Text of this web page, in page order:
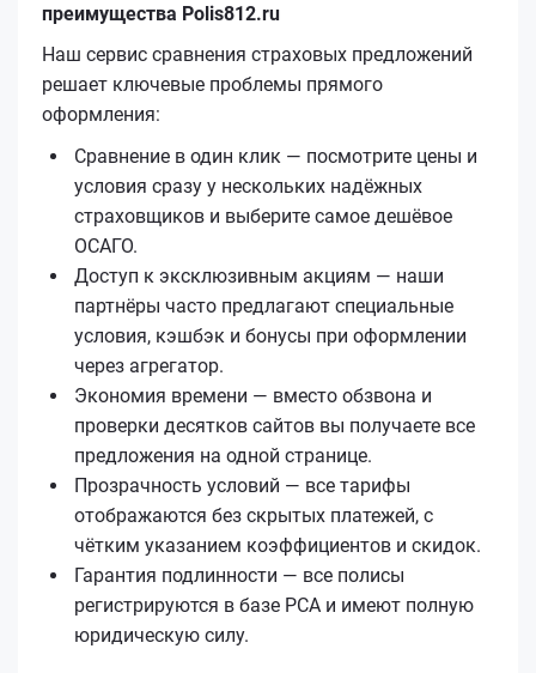
преимущества Polis812.ru
Наш сервис сравнения страховых предложений
решает ключевые проблемы прямого
оформления:
Сравнение в один клик — посмотрите цены и
условия сразу у нескольких надёжных
страховщиков и выберите самое дешёвое
ОСАГО.
Доступ к эксклюзивным акциям — наши
партнёры часто предлагают специальные
условия, кэшбэк и бонусы при оформлении
через агрегатор.
Экономия времени — вместо обзвона и
проверки десятков сайтов вы получаете все
предложения на одной странице.
Прозрачность условий — все тарифы
отображаются без скрытых платежей, с
чётким указанием коэффициентов и скидок.
Гарантия подлинности — все полисы
регистрируются в базе РСА и имеют полную
юридическую силу.